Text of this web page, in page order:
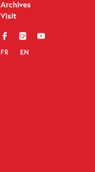
Archives
Visit
f i y
FR EN